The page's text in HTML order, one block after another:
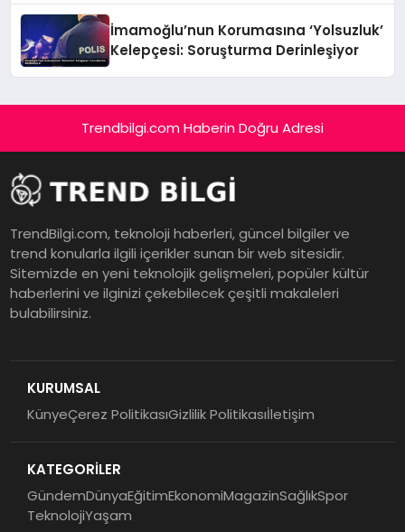
İmamoğlu’nun Korumasına ‘Yolsuzluk’
Kelepçesi: Soruşturma Derinleşiyor
Trendbilgi.com Haberin Doğru Adresi
TrendBilgi.com, teknoloji haberleri, güncel bilgiler ve
trend konularla ilgili içerikler sunan bir web sitesidir.
Sitemizde en yeni teknolojik gelişmeleri, popüler kültür
haberlerini ve ilginizi çekebilecek çeşitli makaleleri
bulabilirsiniz.
KURUMSAL
KünyeÇerez PolitikasıGizlilik Politikasıİletişim
KATEGORİLER
GündemDünyaEğitimEkonomiMagazinSağlıkSpor
TeknolojiYaşam